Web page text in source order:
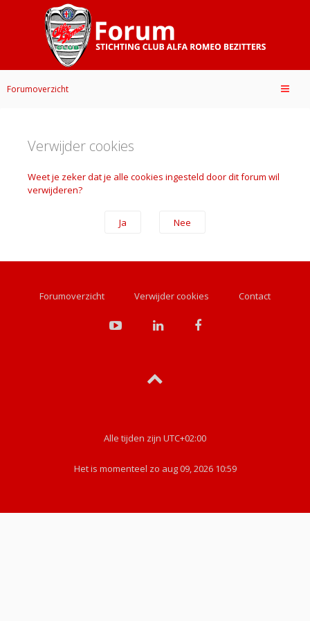
Forumoverzicht
Verwijder cookies
Weet je zeker dat je alle cookies ingesteld door dit forum wil
verwijderen?
Forumoverzicht Verwijder cookies Contact
Alle tijden zijn UTC+02:00
Het is momenteel zo aug 09, 2026 10:59